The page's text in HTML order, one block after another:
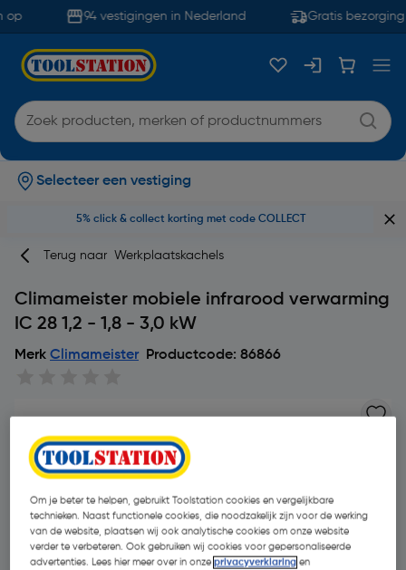
94 vestigingen in Nederland Gratis bezorging
Selecteer een vestiging
5% click & collect korting met code COLLECT
Terug naar Werkplaatskachels
Climameister mobiele infrarood verwarming
IC 28 1,2 - 1,8 - 3,0 kW
Merk Climameister Productcode: 86866
Om je beter te helpen, gebruikt Toolstation cookies en vergelijkbare
technieken. Naast functionele cookies, die noodzakelijk zijn voor de werking
van de website, plaatsen wij ook analytische cookies om onze website
verder te verbeteren. Ook gebruiken wij cookies voor gepersonaliseerde
advertenties. Lees hier meer over in onzeprivacyverklaring en